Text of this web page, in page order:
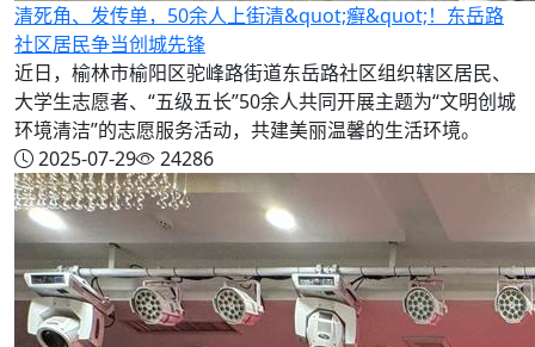
清死角、发传单，50余人上街清&quot;癣&quot;！东岳路
社区居民争当创城先锋
近日，榆林市榆阳区驼峰路街道东岳路社区组织辖区居民、
大学生志愿者、“五级五长”50余人共同开展主题为“文明创城
环境清洁”的志愿服务活动，共建美丽温馨的生活环境。
2025-07-29
24286